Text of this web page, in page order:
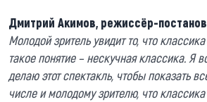
Дмитрий Акимов, режиссёр-
Молодой зритель увидит то, что
такое понятие – нескучная классика. Я
делаю этот спектакль, чтобы показать
числе и молодому зрителю, что